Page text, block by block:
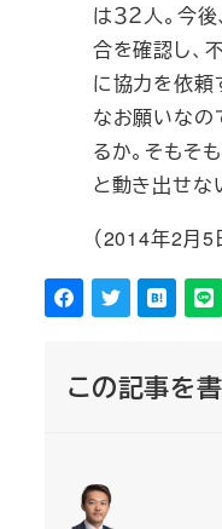
は３２人。今
合を確認し、
に協力を依頼
なお願いなの
るか。そもそ
と動き出せな
（2014年2月
この記事を